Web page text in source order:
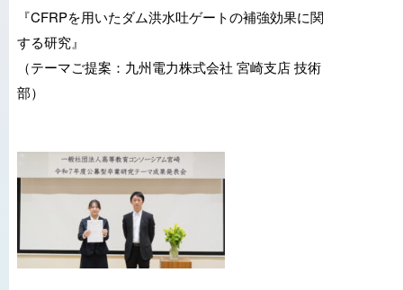
『CFRPを用いたダム洪水吐ゲートの補強効果に関
する研究』
（テーマご提案：九州電力株式会社 宮崎支店 技術
部）